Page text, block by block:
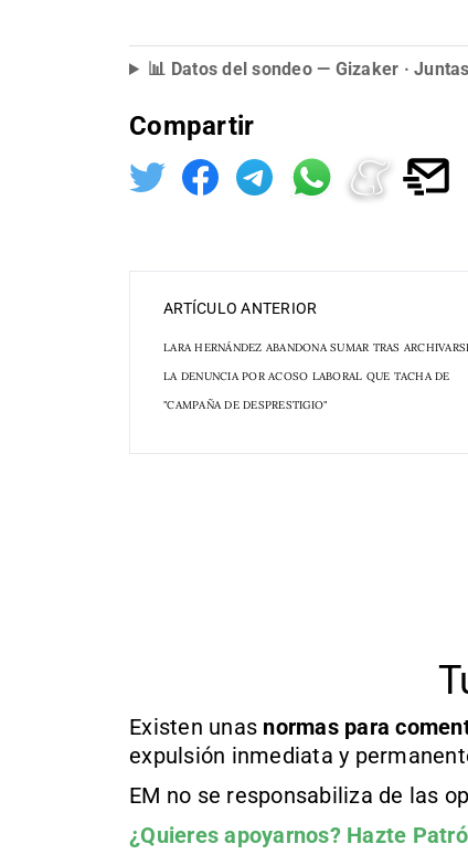
📊 Datos del sondeo — Gizaker ·
Compartir
ARTÍCULO ANTERIOR
LARA HERNÁNDEZ ABANDONA SUMAR TRAS
LA DENUNCIA POR ACOSO LABORAL QUE TACHA DE
"CAMPAÑA DE DESPRESTIGIO"
Existen unas normas para
expulsión inmediata y
EM no se responsabiliza de las
¿Quieres apoyarnos? Hazte